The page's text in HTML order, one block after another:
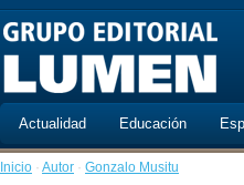
Actualidad Educación
Inicio · Autor · Gonzalo Musitu